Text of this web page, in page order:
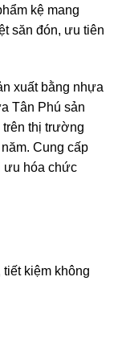
kệ mang
săn đón, ưu tiên
xuất bằng nhựa
Tân Phú sản
trên thị trường
Cung cấp
ưu hóa chức
kiệm không